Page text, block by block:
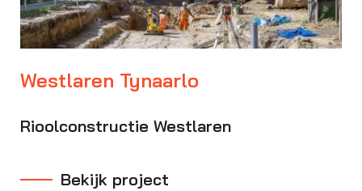
Westlaren Tynaarlo
Rioolconstructie Westlaren
Bekijk project